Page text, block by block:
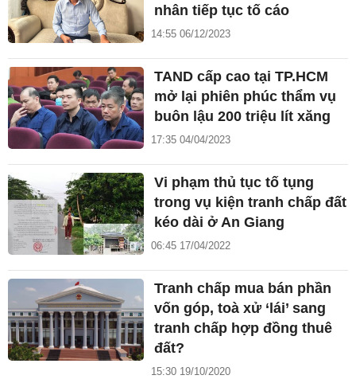
nhân tiếp tục tố cáo
14:55 06/12/2023
TAND cấp cao tại TP.HCM
mở lại phiên phúc thẩm vụ
buôn lậu 200 triệu lít xăng
17:35 04/04/2023
Vi phạm thủ tục tố tụng
trong vụ kiện tranh chấp đất
kéo dài ở An Giang
06:45 17/04/2022
Tranh chấp mua bán phần
vốn góp, toà xử ‘lái’ sang
tranh chấp hợp đồng thuê
đất?
15:30 19/10/2020